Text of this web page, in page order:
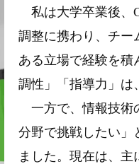
私は大学卒業後、
調整に携わり、チー
ある立場で経験を積
調性」「指導力」は
一方で、情報技術
分野で挑戦したい」
ました。現在は、